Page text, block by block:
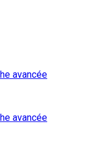
avancée
avancée